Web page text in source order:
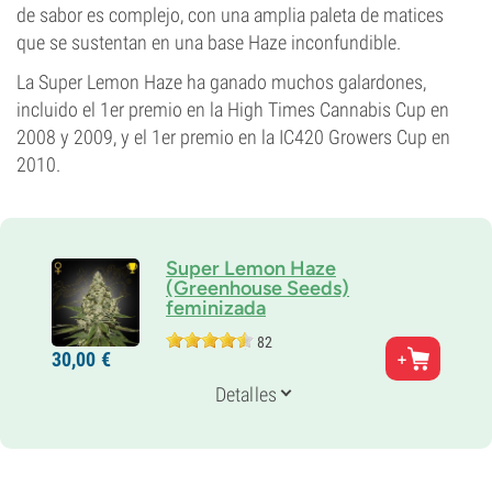
de sabor es complejo, con una amplia paleta de matices
que se sustentan en una base Haze inconfundible.
La Super Lemon Haze ha ganado muchos galardones,
incluido el 1er premio en la High Times Cannabis Cup en
2008 y 2009, y el 1er premio en la IC420 Growers Cup en
2010.
Super Lemon Haze
(Greenhouse Seeds)
feminizada
82
Padres
Lemon Skunk x Super Silver Haze
70% Sativa
10-11 semanas
30,00 €
Detalles